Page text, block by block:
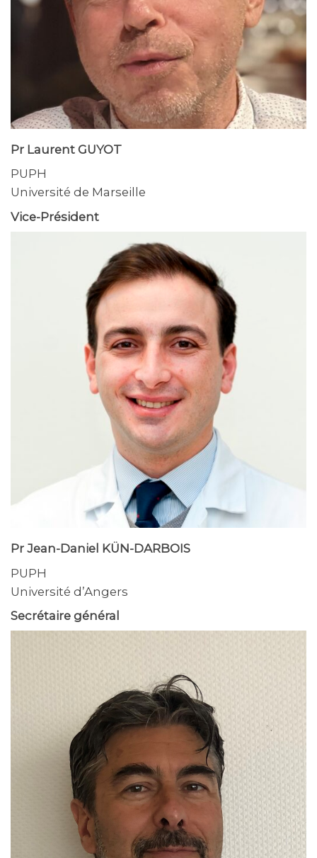
Pr Laurent GUYOT
PUPH
Université de Marseille
Vice-Président
Pr Jean-Daniel KÜN-DARBOIS
PUPH
Université d’Angers
Secrétaire général